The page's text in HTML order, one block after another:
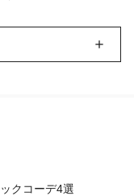
クコーデ4選